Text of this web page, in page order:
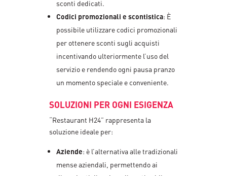
sconti dedicati.
Codici promozionali e scontistica: È
possibile utilizzare codici promozionali
per ottenere sconti sugli acquisti
incentivando ulteriormente l’uso del
servizio e rendendo ogni pausa pranzo
un momento speciale e conveniente.
SOLUZIONI PER OGNI ESIGENZA
“Restaurant H24” rappresenta la
soluzione ideale per:
Aziende: è l’alternativa alle tradizionali
mense aziendali, permettendo ai